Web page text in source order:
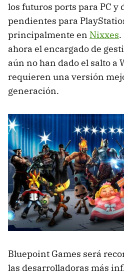
los futuros ports para PC y
pendientes para
principalmente en Nixxes.
ahora el encargado de
aún no han dado el salto a
requieren una versión
generación.
Bluepoint Games será
las desarrolladoras más